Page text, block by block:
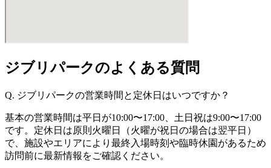
ジブリパークのよくある質問
Q. ジブリパークの営業時間と定休日はいつですか？
基本の営業時間は平日が10:00〜17:00、土日祝は9:00〜17:00
です。定休日は原則火曜日（火曜が祝日の場合は翌平日）
で、施設やエリアにより最終入場時刻や臨時休園があるため
訪問前に最新情報をご確認ください。